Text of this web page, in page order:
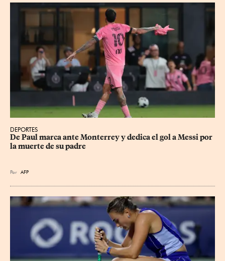
DEPORTES
De Paul marca ante Monterrey y dedica el gol a Messi por
la muerte de su padre
Por AFP